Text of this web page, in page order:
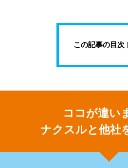
この記事の目次
ココが違い
ナクスルと他社